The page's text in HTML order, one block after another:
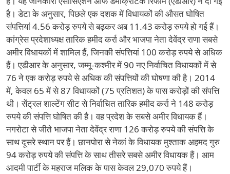
है। डेटा के अनुसार, पिछले एक दशक में विधायकों की औसत घोषित
संपत्तियां 4.56 करोड़ रुपये से बढ़कर अब 11.43 करोड़ रुपये हो गई हैं।
कांग्रेस प्रदेशाध्यक्ष तारिक हमीद कर्रा और भाजपा नेता देवेंद्र राणा सबसे
अमीर विधायकों में शामिल हैं, जिनकी संपत्तियां 100 करोड़ रुपये से अधिक
हैं। एडीआर के अनुसार, जम्मू-कश्मीर में 90 नए निर्वाचित विधायकों में से
76 ने एक करोड़ रुपये से अधिक की संपत्तियों की घोषणा की है। 2014
में, केवल 65 में से 87 विधायकों (75 प्रतिशत) के पास करोड़ों की संपत्ति
थी। सेंट्रल शाल्टेंग सीट से निर्वाचित तारिक हमीद कर्रा ने 148 करोड़
रुपये की संपत्ति घोषित की है। वह प्रदेश के सबसे अमीर विधायक हैं।
नगरोटा से जीते भाजपा नेता देवेंद्र राणा 126 करोड़ रुपये की संपत्ति के
साथ दूसरे स्थान पर हैं। छानपोरा से नेकां के विधायक मुश्ताक अहमद गुरु
94 करोड़ रुपये की संपत्ति के साथ तीसरे सबसे अमीर विधायक हैं। आम
आदमी पार्टी के महराज मलिक के पास केवल 29,070 रुपये हैं।